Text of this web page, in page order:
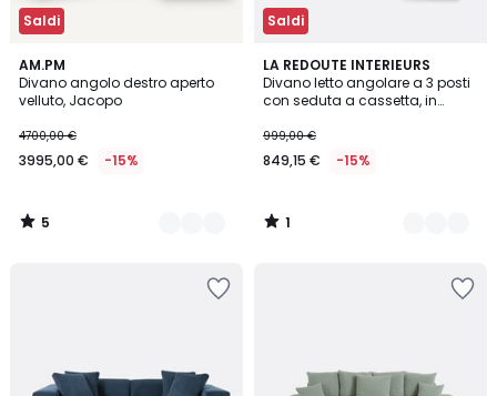
Saldi
AM.PM
Divano angolo destro aperto
velluto, Jacopo
4700,00 €
3995,00 € -15%
5
/
5
15
Colori
5
/
Saldi
LA REDOUTE INTERIEURS
Divano letto angolare a 3 posti
con seduta a cassetta, in
999,00 €
849,15 € -15%
1
/
5
2
Colori
1
/